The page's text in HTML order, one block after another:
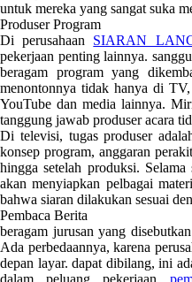
untuk mereka yang sangat suka
Produser Program
Di perusahaan SIARAN
pekerjaan penting lainnya.
beragam program yang
menontonnya tidak hanya di
YouTube dan media lainnya.
tanggung jawab produser acara
Di televisi, tugas produser
konsep program, anggaran
hingga setelah produksi.
akan menyiapkan pelbagai
bahwa siaran dilakukan sesuai
Pembaca Berita
beragam jurusan yang
Ada perbedaannya, karena
depan layar. dapat dibilang, ini
dalam peluang pekerjaan